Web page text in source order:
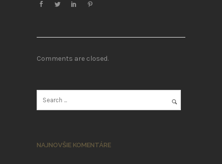
Comments are closed.
NAJNOVŠIE KOMENTÁRE